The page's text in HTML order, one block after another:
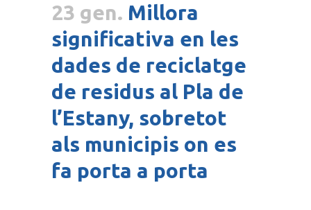
23 gen. Millora
significativa en les
dades de reciclatge
de residus al Pla de
l’Estany, sobretot
als municipis on es
fa porta a porta